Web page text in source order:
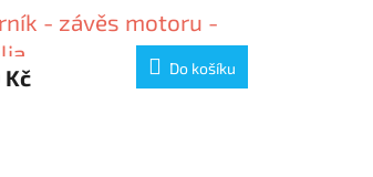
- závěs motoru -
Do košíku